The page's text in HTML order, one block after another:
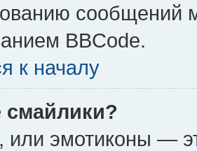
сообщений
BBCode.
к началу
смайлики?
эмотиконы —